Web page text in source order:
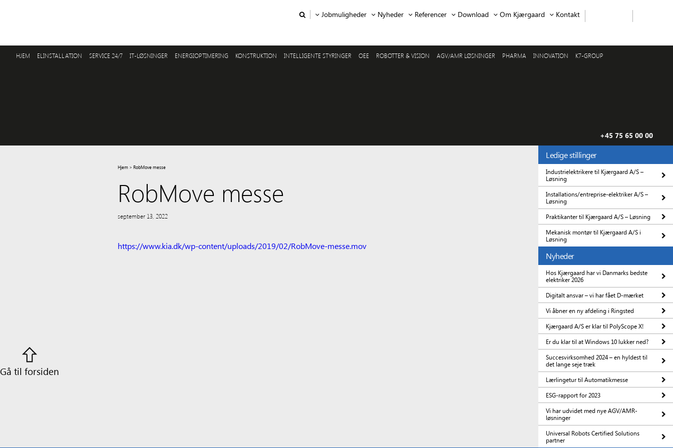
Jobmuligheder Nyheder Referencer Download Om Kjærgaard Kontakt
HJEM ELINSTALLATION SERVICE 24/7 IT-LØSNINGER ENERGIOPTIMERING KONSTRUKTION INTELLIGENTE STYRINGER OEE ROBOTTER & VISION AGV/AMR LØSNINGER PHARMA INNOVATION K7-GROUP
+45 75 65 00 00
Gå til forsiden
Hjem > RobMove messe
RobMove messe
september 13, 2022
https://www.kia.dk/wp-content/uploads/2019/02/RobMove-messe.mov
Ledige stillinger
Industrielektrikere til Kjærgaard A/S –
Løsning
Installations/entreprise-elektriker A/S –
Løsning
Praktikanter til Kjærgaard A/S – Løsning
Mekanisk montør til Kjærgaard A/S i
Løsning
Nyheder
Hos Kjærgaard har vi Danmarks bedste
elektriker 2026
Digitalt ansvar – vi har fået D-mærket
Vi åbner en ny afdeling i Ringsted
Kjærgaard A/S er klar til PolyScope X!
Er du klar til at Windows 10 lukker ned?
Succesvirksomhed 2024 – en hyldest til
det lange seje træk
Lærlingetur til Automatikmesse
ESG-rapport for 2023
Vi har udvidet med nye AGV/AMR-
løsninger
Universal Robots Certified Solutions
partner